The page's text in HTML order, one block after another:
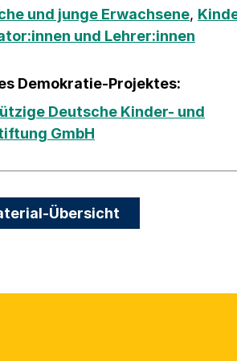
und junge Erwachsene,
und Lehrer:innen
Demokratie-Projektes:
Deutsche Kinder- und
GmbH
Übersicht